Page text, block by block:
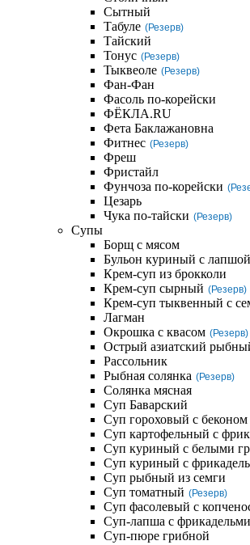
Сытный
Табуле (Резерв)
Тайский
Тонус (Резерв)
Тыквеоле (Резерв)
Фан-Фан
Фасоль по-корейски
ФЁКЛА.RU
Фета Баклажановна
Фитнес (Резерв)
Фреш
Фристайл
Фунчоза по-корейски
Цезарь
Чука по-тайски (Резерв)
Супы
Борщ с мясом
Бульон куриный с лапшой
Крем-суп из брокколи
Крем-суп сырный (Резерв)
Крем-суп тыквенный с
Лагман
Окрошка с квасом (Резерв)
Острый азиатский
Рассольник
Рыбная солянка (Резерв)
Солянка мясная
Суп Баварский
Суп гороховый с беконом
Суп картофельный с
Суп куриный с белыми
Суп куриный с
Суп рыбный из семги
Суп томатный (Резерв)
Суп фасолевый с
Суп-лапша с фрикадельми
Суп-пюре грибной